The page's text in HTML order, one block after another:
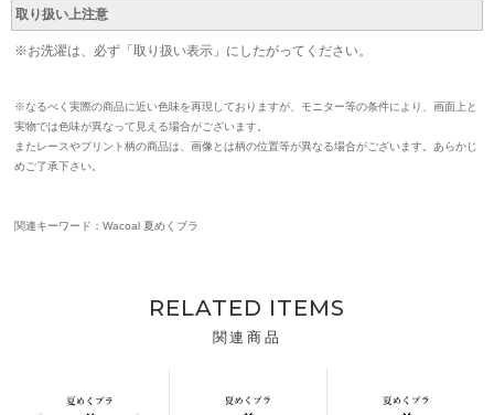
取り扱い上注意
※お洗濯は、必ず「取り扱い表示」にしたがってください。
※なるべく実際の商品に近い色味を再現しておりますが、モニター等の条件により、画面上と
実物では色味が異なって見える場合がございます。
またレースやプリント柄の商品は、画像とは柄の位置等が異なる場合がございます。あらかじ
めご了承下さい。
関連キーワード：Wacoal 夏めくブラ
RELATED ITEMS
関連商品